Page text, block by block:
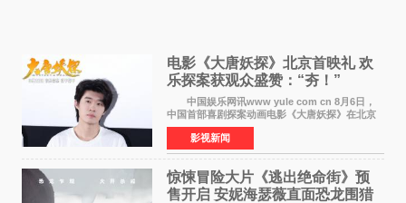
电影《大唐妖探》北京首映礼 欢
乐探案获观众盛赞：“夯！”
中国娱乐网讯www yule com cn 8月6日，
中国首部喜剧探案动画电影《大唐妖探》在北京
举办电影首映礼。导演程腾、联合导演黄珉、总
制片人曹紫建、制片人李莹莹，配音导演张喆，
对白指导程寅，领
影视新闻
惊悚冒险大片《逃出绝命街》预
售开启 安妮海瑟薇直面恐龙围猎